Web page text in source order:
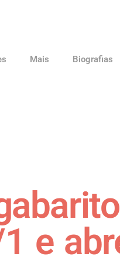
Mais Biografias
e